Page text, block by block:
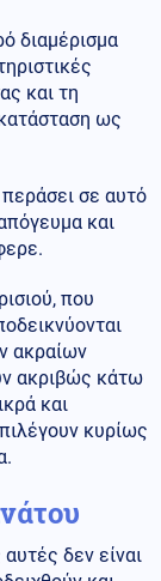
διαμέρισμα
και τη
ως
σε αυτό
και
που
ακραίων
ακριβώς κάτω
και
κυρίως
αυτές δεν είναι